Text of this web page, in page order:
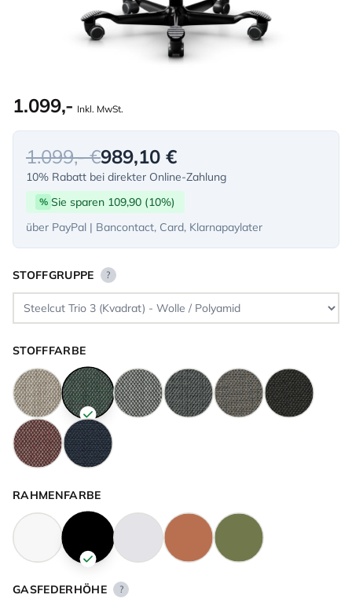
1.099,- Inkl. MwSt.
1.099,- €989,10 €
10% Rabatt bei direkter Online-Zahlung
% Sie sparen 109,90 (10%)
über PayPal | Bancontact, Card, Klarnapaylater
STOFFGRUPPE ?
STOFFFARBE
RAHMENFARBE
GASFEDERHÖHE ?